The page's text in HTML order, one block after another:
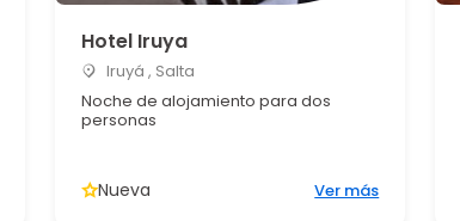
Hotel Iruya
Iruyá , Salta
Noche de alojamiento para dos
personas
Nueva Ver más